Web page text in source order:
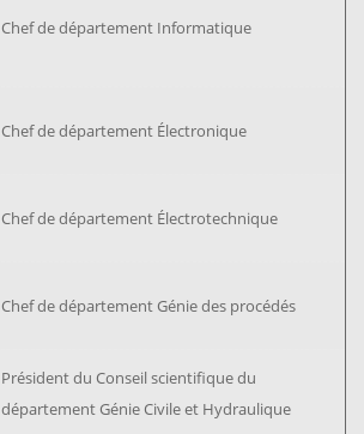
Chef de département Informatique
Chef de département Électronique
Chef de département Électrotechnique
Chef de département Génie des procédés
Président du Conseil scientifique du
département Génie Civile et Hydraulique